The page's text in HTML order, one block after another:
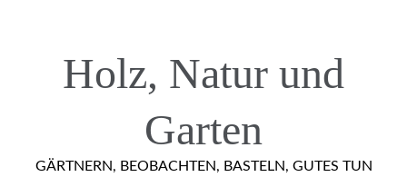
Holz, Natur und
Garten
GÄRTNERN, BEOBACHTEN, BASTELN, GUTES TUN